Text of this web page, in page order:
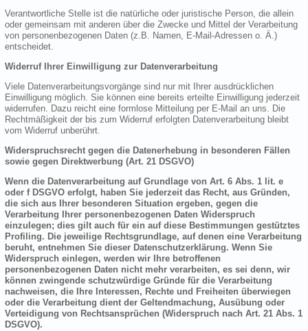
Verantwortliche Stelle ist die natürliche oder juristische Person, die allein
oder gemeinsam mit anderen über die Zwecke und Mittel der Verarbeitung
von personenbezogenen Daten (z.B. Namen, E-Mail-Adressen o. Ä.)
entscheidet.
Widerruf Ihrer Einwilligung zur Datenverarbeitung
Viele Datenverarbeitungsvorgänge sind nur mit Ihrer ausdrücklichen
Einwilligung möglich. Sie können eine bereits erteilte Einwilligung jederzeit
widerrufen. Dazu reicht eine formlose Mitteilung per E-Mail an uns. Die
Rechtmäßigkeit der bis zum Widerruf erfolgten Datenverarbeitung bleibt
vom Widerruf unberührt.
Widerspruchsrecht gegen die Datenerhebung in besonderen Fällen
sowie gegen Direktwerbung (Art. 21 DSGVO)
Wenn die Datenverarbeitung auf Grundlage von Art. 6 Abs. 1 lit. e
oder f DSGVO erfolgt, haben Sie jederzeit das Recht, aus Gründen,
die sich aus Ihrer besonderen Situation ergeben, gegen die
Verarbeitung Ihrer personenbezogenen Daten Widerspruch
einzulegen; dies gilt auch für ein auf diese Bestimmungen gestütztes
Profiling. Die jeweilige Rechtsgrundlage, auf denen eine Verarbeitung
beruht, entnehmen Sie dieser Datenschutzerklärung. Wenn Sie
Widerspruch einlegen, werden wir Ihre betroffenen
personenbezogenen Daten nicht mehr verarbeiten, es sei denn, wir
können zwingende schutzwürdige Gründe für die Verarbeitung
nachweisen, die Ihre Interessen, Rechte und Freiheiten überwiegen
oder die Verarbeitung dient der Geltendmachung, Ausübung oder
Verteidigung von Rechtsansprüchen (Widerspruch nach Art. 21 Abs. 1
DSGVO).